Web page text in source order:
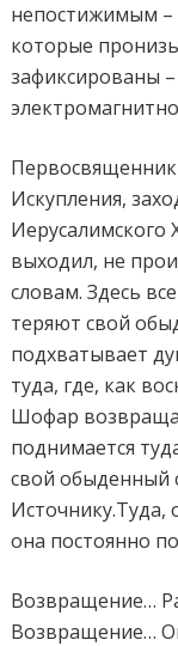
непостижимым –
которые
зафиксированы
Искупления,
Иерусалимского
выходил, не
словам. Здесь
теряют свой
подхватывает
туда, где, как
Шофар
поднимается
свой обыденный
Источнику.Туда,
она постоянно
Возвращение…
Возвращение…